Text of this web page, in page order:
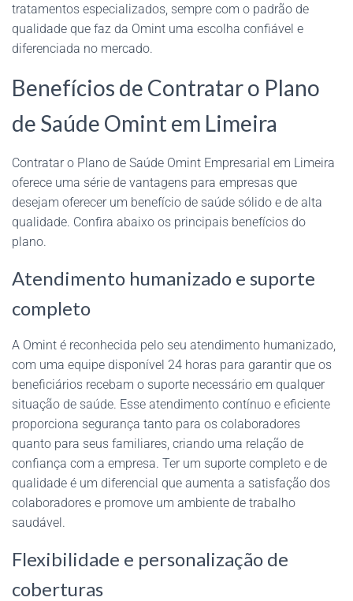
tratamentos especializados, sempre com o padrão de
qualidade que faz da Omint uma escolha confiável e
diferenciada no mercado.
Benefícios de Contratar o Plano
de Saúde Omint em Limeira
Contratar o Plano de Saúde Omint Empresarial em Limeira
oferece uma série de vantagens para empresas que
desejam oferecer um benefício de saúde sólido e de alta
qualidade. Confira abaixo os principais benefícios do
plano.
Atendimento humanizado e suporte
completo
A Omint é reconhecida pelo seu atendimento humanizado,
com uma equipe disponível 24 horas para garantir que os
beneficiários recebam o suporte necessário em qualquer
situação de saúde. Esse atendimento contínuo e eficiente
proporciona segurança tanto para os colaboradores
quanto para seus familiares, criando uma relação de
confiança com a empresa. Ter um suporte completo e de
qualidade é um diferencial que aumenta a satisfação dos
colaboradores e promove um ambiente de trabalho
saudável.
Flexibilidade e personalização de
coberturas